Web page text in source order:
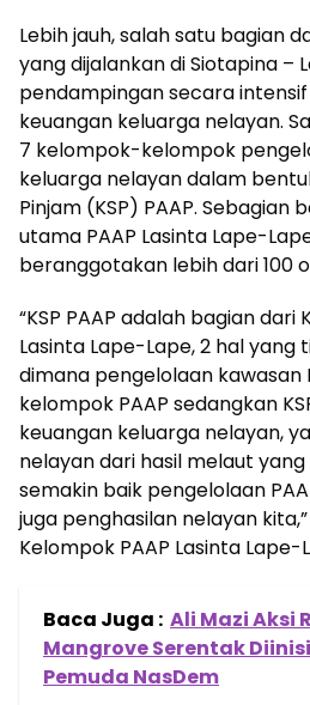
Lebih jauh, salah satu bagian
yang dijalankan di Siotapina –
pendampingan secara
keuangan keluarga nelayan.
7 kelompok-kelompok
keluarga nelayan dalam
Pinjam (KSP) PAAP. Sebagian
utama PAAP Lasinta Lape-
beranggotakan lebih dari 100
“KSP PAAP adalah bagian dari
Lasinta Lape-Lape, 2 hal yang
dimana pengelolaan kawasan
kelompok PAAP sedangkan
keuangan keluarga nelayan,
nelayan dari hasil melaut
semakin baik pengelolaan
juga penghasilan nelayan
Kelompok PAAP Lasinta Lape-
Baca Juga : Ali Mazi Aksi
Mangrove Serentak
Pemuda NasDem